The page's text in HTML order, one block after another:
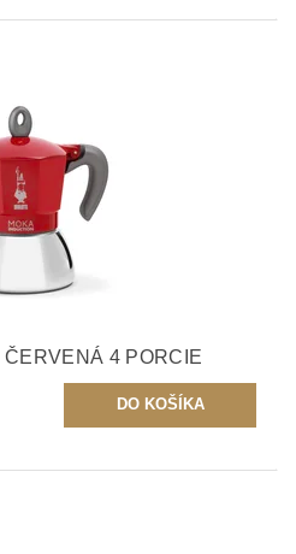
4 PORCIE